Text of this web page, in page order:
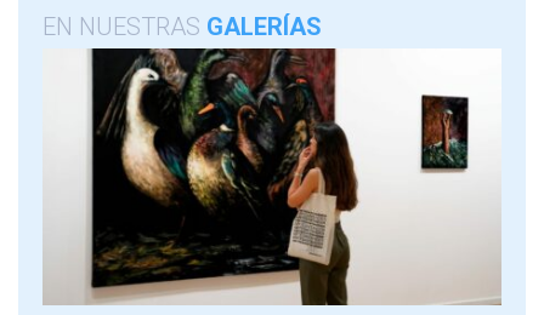
EN NUESTRAS GALERÍAS